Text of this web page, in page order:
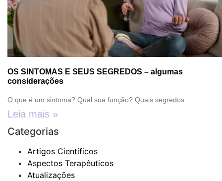
OS SINTOMAS E SEUS SEGREDOS – algumas
considerações
O que é um sintoma? Qual sua função? Quais segredos
Leia mais »
Categorias
Artigos Científicos
Aspectos Terapêuticos
Atualizações